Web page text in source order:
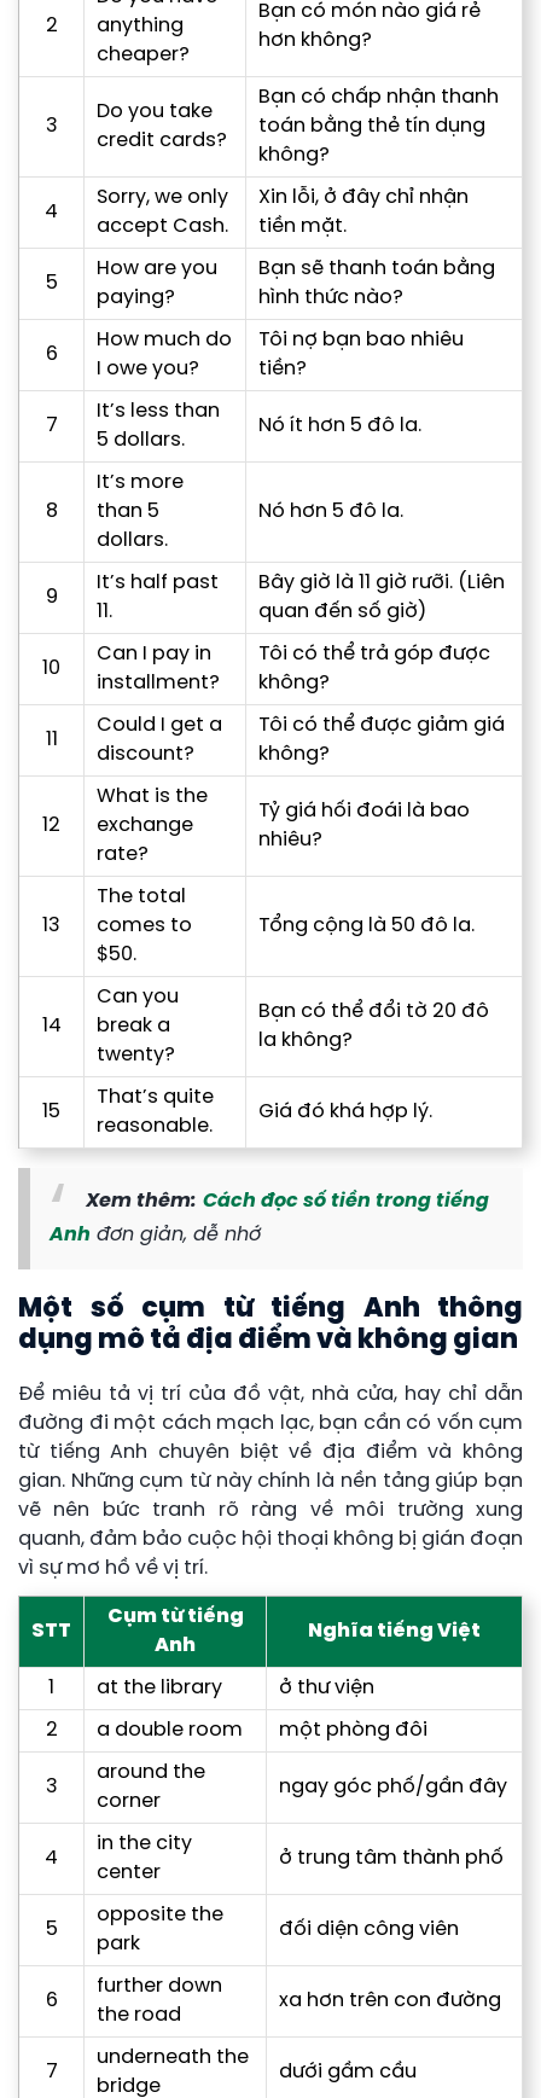
2
anything
cheaper?
Bạn có món nào giá rẻ
hơn không?
3
Do you take
credit cards?
Bạn có chấp nhận thanh
toán bằng thẻ tín dụng
không?
4
Sorry, we only
accept Cash.
Xin lỗi, ở đây chỉ nhận
tiền mặt.
5
How are you
paying?
Bạn sẽ thanh toán bằng
hình thức nào?
6
How much do
I owe you?
Tôi nợ bạn bao nhiêu
tiền?
7
It’s less than
5 dollars.
Nó ít hơn 5 đô la.
8
It’s more
than 5
dollars.
Nó hơn 5 đô la.
9
It’s half past
11.
Bây giờ là 11 giờ rưỡi. (Liên
quan đến số giờ)
10
Can I pay in
installment?
Tôi có thể trả góp được
không?
11
Could I get a
discount?
Tôi có thể được giảm giá
không?
12
What is the
exchange
rate?
Tỷ giá hối đoái là bao
nhiêu?
13
The total
comes to
$50.
Tổng cộng là 50 đô la.
14
Can you
break a
twenty?
Bạn có thể đổi tờ 20 đô
la không?
15
That’s quite
reasonable.
Giá đó khá hợp lý.
Xem thêm: Cách đọc số tiền trong tiếng
Anh đơn giản, dễ nhớ
Một số cụm từ tiếng Anh thông
dụng mô tả địa điểm và không gian
Để miêu tả vị trí của đồ vật, nhà cửa, hay chỉ dẫn
đường đi một cách mạch lạc, bạn cần có vốn cụm
từ tiếng Anh chuyên biệt về địa điểm và không
gian. Những cụm từ này chính là nền tảng giúp bạn
vẽ nên bức tranh rõ ràng về môi trường xung
quanh, đảm bảo cuộc hội thoại không bị gián đoạn
vì sự mơ hồ về vị trí.
STT
Cụm từ tiếng
Anh
Nghĩa tiếng Việt
1 at the library ở thư viện
2 a double room một phòng đôi
3
around the
corner
ngay góc phố/gần đây
4
in the city
center
ở trung tâm thành phố
5
opposite the
park
đối diện công viên
6
further down
the road
xa hơn trên con đường
7
underneath the
bridge
dưới gầm cầu